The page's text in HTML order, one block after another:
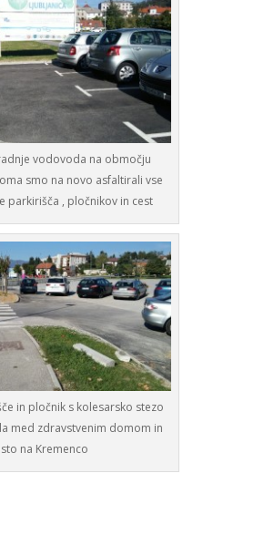
vodovoda na območju
smo na novo asfaltirali vse
parkirišča , pločnikov in cest
in pločnik s kolesarsko stezo
med zdravstvenim domom in
na Kremenco